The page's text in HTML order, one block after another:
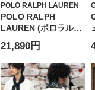
POLO RALPH LAUREN
POLO RALPH
LAUREN (ポロラルフ
ローレン) レディース
シャツ 長袖 麻100％
ロゴ ワンポイント レ
ギュラーカラー リネ
ン シャツ
21,890円